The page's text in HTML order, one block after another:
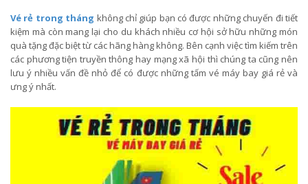
Vé rẻ trong tháng không chỉ giúp bạn có được những chuyến đi tiết
kiệm mà còn mang lại cho du khách nhiều cơ hội sở hữu những món
quà tặng đặc biệt từ các hãng hàng không. Bên cạnh việc tìm kiếm trên
các phương tiện truyền thông hay mạng xã hội thì chúng ta cũng nên
lưu ý nhiều vấn đề nhỏ để có được những tấm vé máy bay giá rẻ và
ưng ý nhất.